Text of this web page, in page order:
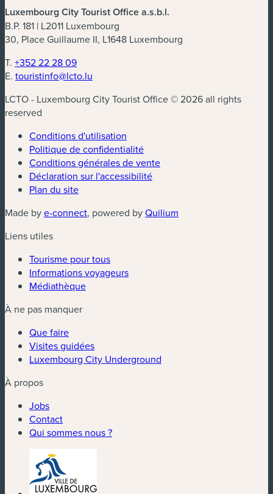
Luxembourg City Tourist Office a.s.b.l.
B.P. 181 | L2011 Luxembourg
30, Place Guillaume II, L1648 Luxembourg
T. +352 22 28 09
E. touristinfo@lcto.lu
LCTO - Luxembourg City Tourist Office © 2026 all rights
reserved
Conditions d'utilisation
Politique de confidentialité
Conditions générales de vente
Déclaration sur l'accessibilité
Plan du site
Made bye-connect(nouvelle fenêtre)
, powered byQuilium
Liens utiles
Tourisme pour tous
Informations voyageurs
Médiathèque
À ne pas manquer
Que faire
Visites guidées
Luxembourg City Underground
À propos
Jobs
Contact
Qui sommes nous ?